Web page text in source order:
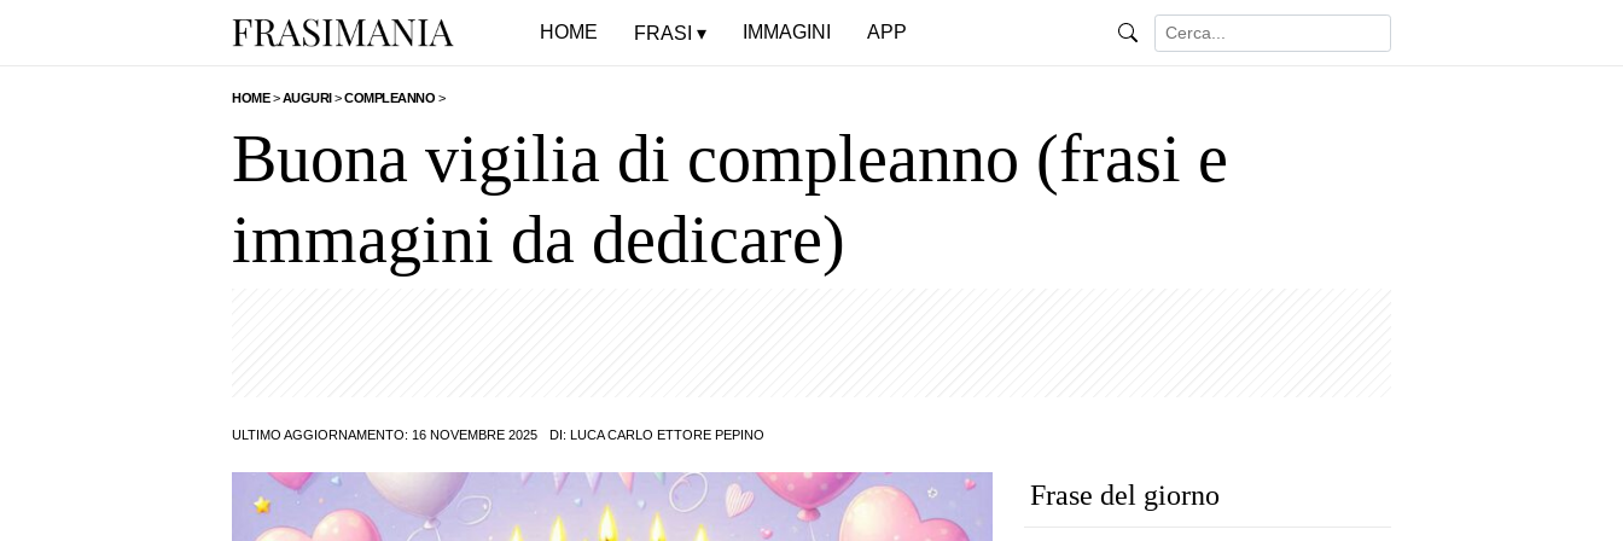
HOME FRASI IMMAGINI APP
HOME>AUGURI>COMPLEANNO >
Buona vigilia di compleanno (frasi e
immagini da dedicare)
ULTIMO AGGIORNAMENTO: 16 NOVEMBRE 2025 DI: LUCA CARLO ETTORE PEPINO
Frase del giorno